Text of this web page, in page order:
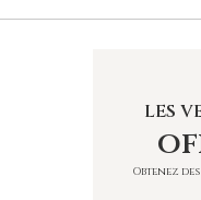
LES
Obtenez